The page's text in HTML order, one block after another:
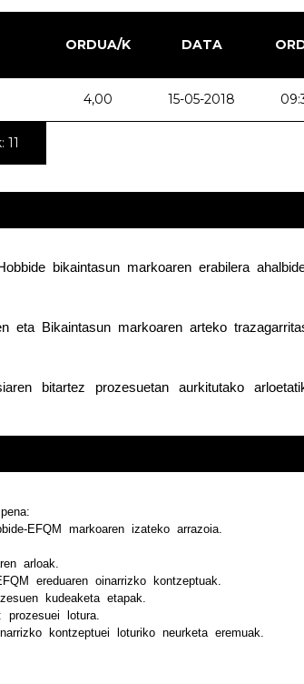
ORDUA/K DATA
4,00 15-05-2018
bikaintasun  markoaren  erabilera
eta  Bikaintasun  markoaren  arteko
bitartez  prozesuetan  aurkitutako
EFQM  markoaren  izateko  arrazoia.
arloak.
ereduaren  oinarrizko  kontzeptuak.
kudeaketa  etapak.
prozesuei  lotura.
kontzeptuei  loturiko  neurketa  eremuak.